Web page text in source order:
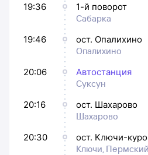
19:36
1-й поворот
Сабарка
19:46
ост. Опалихино
Опалихино
20:06
Автостанция
Суксун
20:16
ост. Шахарово
Шахарово
20:30
ост. Ключи-
Ключи,